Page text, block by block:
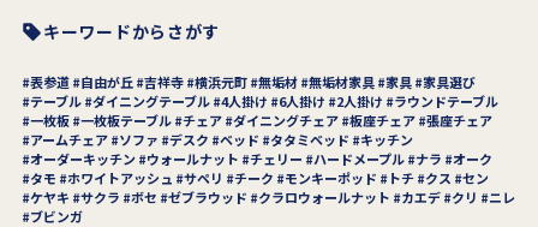
キーワードからさがす
表参道 自由が丘 吉祥寺 横浜元町 無垢材 無垢材家具 家具
家具選び
テーブル ダイニングテーブル 4人掛け 6人掛け 2人掛け
ラウンドテーブル
一枚板 一枚板テーブル チェア ダイニングチェア 板座チェア 張座チェア
アームチェア
ソファ デスク ベッド タタミベッド
キッチン
オーダーキッチン
ウォールナット チェリー ハードメープル ナラ
オーク
タモ
ホワイトアッシュ サペリ チーク モンキーポッド トチ クス
セン
ケヤキ
サクラ ボセ ゼブラウッド クラロウォールナット カエデ クリ
ニレ
ブビンガ